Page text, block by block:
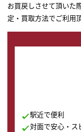
お買戻しさせて頂いた
定・買取方法でご利用
駅近で便利
対面で安心・ス